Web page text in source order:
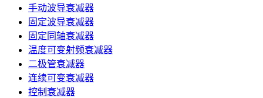
手动波导衰减器
固定波导衰减器
固定同轴衰减器
温度可变射频衰减器
二极管衰减器
连续可变衰减器
控制衰减器